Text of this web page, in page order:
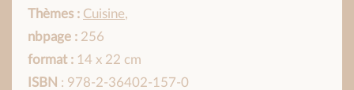
Thèmes : Cuisine,
nbpage : 256
format : 14 x 22 cm
ISBN : 978-2-36402-157-0